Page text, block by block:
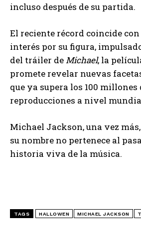
incluso después de su partida.
El reciente récord coincide con
interés por su figura,
del tráiler deMichael, la
promete revelar nuevas
que ya supera los 100 millones
reproducciones a nivel
Michael Jackson, una vez
su nombre no pertenece al
historia viva de la música.
TAGS HALLOWEN MICHAEL JACKSON